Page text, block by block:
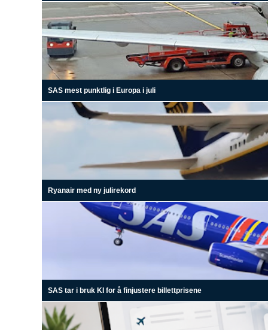
SAS mest punktlig i Europa i juli
Ryanair med ny julirekord
SAS tar i bruk KI for å finjustere billettprisene